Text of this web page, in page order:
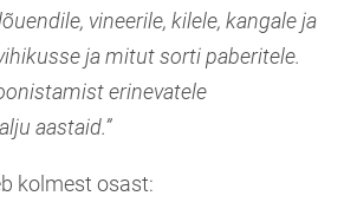
vineerile, kilele, kangale ja
ja mitut sorti paberitele.
erinevatele
aastaid.”
kolmest osast: